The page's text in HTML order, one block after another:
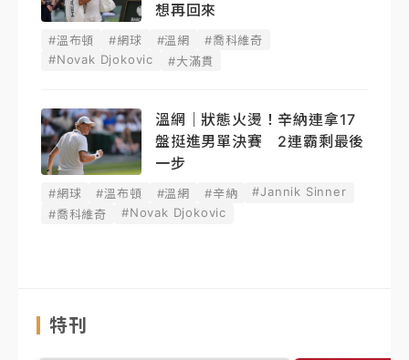
想再回來
#溫布頓 #網球 #溫網
#喬科維奇
#Novak Djokovic
#大滿貫
溫網｜狀態火燙！辛納連拿17
盤挺進男單決賽 2連霸剩最後
一步
#網球 #溫布頓 #溫網 #辛納
#Jannik Sinner
#喬科維奇
#Novak Djokovic
特刊